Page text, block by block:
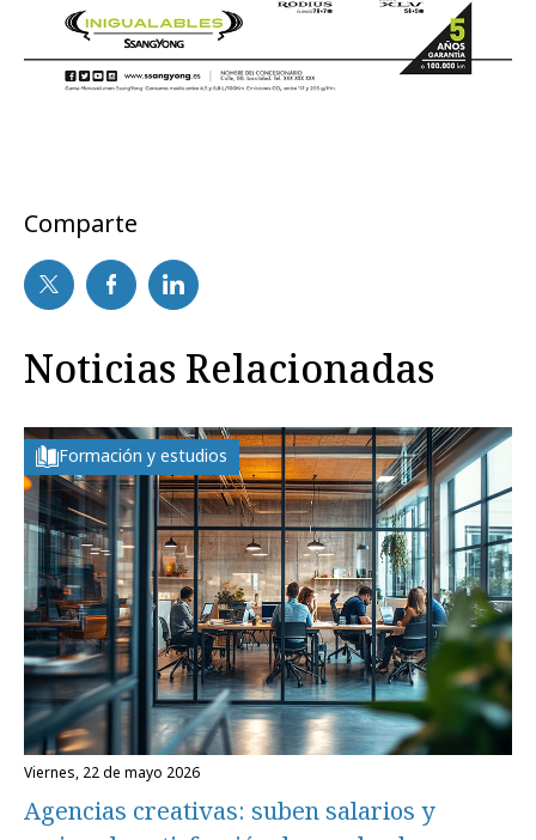
Comparte
Noticias Relacionadas
Formación y estudios
viernes, 22 de mayo 2026
Agencias creativas: suben salarios y